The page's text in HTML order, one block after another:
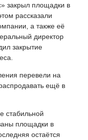
закрыл площадки в
рассказали
а также её
директор
закрытие
перевели на
ещё в
стабильной
площадки в
остаётся